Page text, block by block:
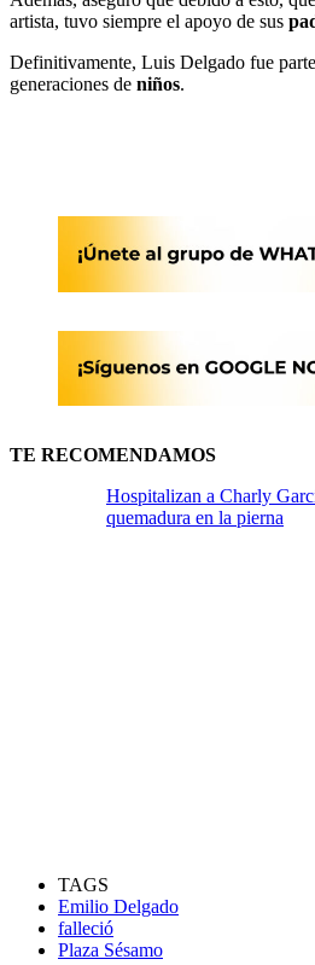
artista, tuvo siempre el apoyo de sus
Definitivamente, Luis Delgado fue
generaciones de niños.
TE RECOMENDAMOS
Hospitalizan a Charly
quemadura en la pierna
TAGS
Emilio Delgado
falleció
Plaza Sésamo